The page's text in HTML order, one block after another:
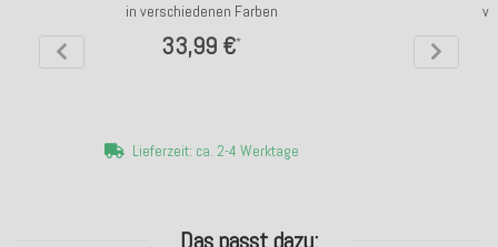
in verschiedenen Farben
33,99 €*
Lieferzeit: ca. 2-4 Werktage
Das passt dazu: